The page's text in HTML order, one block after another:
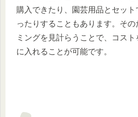
購入できたり、園芸用品とセッ
ったりすることもあります。その
ミングを見計らうことで、コス
に入れることが可能です。